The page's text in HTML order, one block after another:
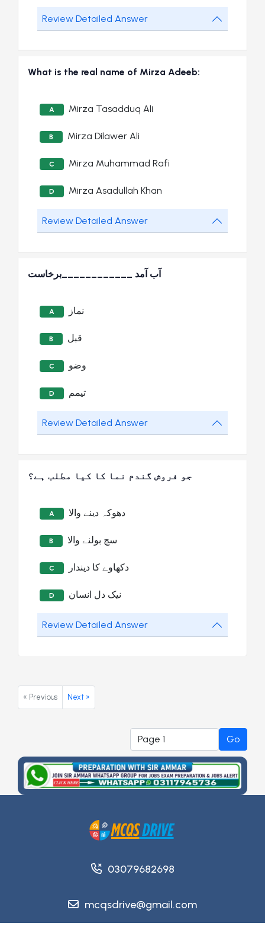
Review Detailed Answer
What is the real name of Mirza Adeeb:
A Mirza Tasadduq Ali
B Mirza Dilawer Ali
C Mirza Muhammad Rafi
D Mirza Asadullah Khan
Review Detailed Answer
آب آمد ____________برخاست
A نماز
B قبل
C وضو
D تیمم
Review Detailed Answer
جو فروش گندم نما کا کیا مطلب ہے؟
A دھوکہ دینے والا
B سچ بولنے والا
C دکھاوے کا دیندار
D نیک دل انسان
Review Detailed Answer
« Previous Next »
Go
03079682698
mcqsdrive@gmail.com